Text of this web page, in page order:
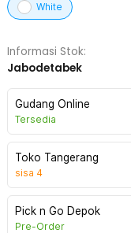
White
Informasi Stok:
Jabodetabek
Gudang Online
Tersedia
Toko Tangerang
sisa 4
Pick n Go Depok
Pre-Order